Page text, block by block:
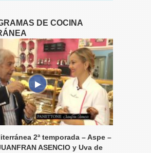
DE COCINA
2ª temporada – Aspe –
ASENCIO y Uva de